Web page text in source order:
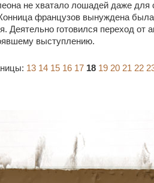
не хватало лошадей даже для
французов вынуждена
Деятельно готовился переход от
выступлению.
13 14 15 16 17 18 19 20 21 22